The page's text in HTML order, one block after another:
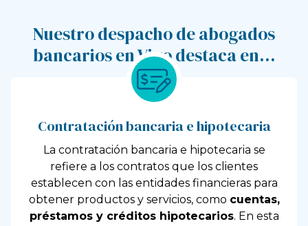
Nuestro despacho de abogados
bancarios en Vigo destaca en…
Contratación bancaria e hipotecaria
La contratación bancaria e hipotecaria se
refiere a los contratos que los clientes
establecen con las entidades financieras para
obtener productos y servicios, como cuentas,
préstamos y créditos hipotecarios. En esta